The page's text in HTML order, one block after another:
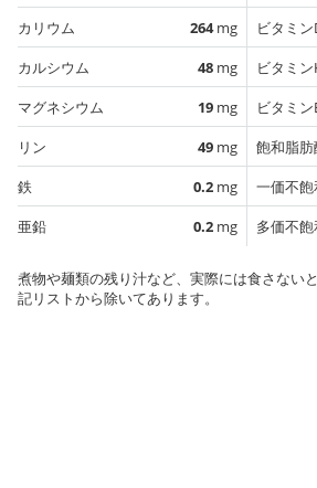
カリウム
264mg
カルシウム
48 mg
マグネシウム
19 mg
リン
49 mg
鉄
0.2 mg
亜鉛
0.2 mg
ビタミン
ビタミン
ビタミン
飽和脂肪
一価不
多価不
煮物や麺類の残り汁など、実際には食さない
記リストから除いてあります。